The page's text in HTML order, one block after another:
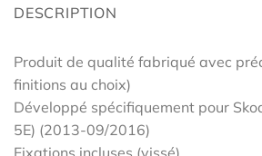
DESCRIPTION
Produit de qualité fabriqué avec
finitions au choix)
Développé spécifiquement pour
5E) (2013-09/2016)
Fixations incluses (vissé)